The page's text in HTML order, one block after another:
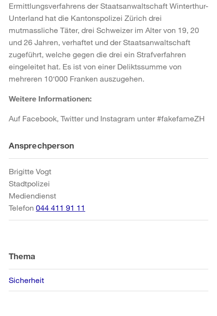
Ermittlungsverfahrens der Staatsanwaltschaft Winterthur-
Unterland hat die Kantonspolizei Zürich drei
mutmassliche Täter, drei Schweizer im Alter von 19, 20
und 26 Jahren, verhaftet und der Staatsanwaltschaft
zugeführt, welche gegen die drei ein Strafverfahren
eingeleitet hat. Es ist von einer Deliktssumme von
mehreren 10‘000 Franken auszugehen.
Weitere Informationen:
Auf Facebook, Twitter und Instagram unter #fakefameZH
Weitere
Informationen
Ansprechperson
Brigitte Vogt
Stadtpolizei
Mediendienst
Telefon 044 411 91 11
Thema
Sicherheit